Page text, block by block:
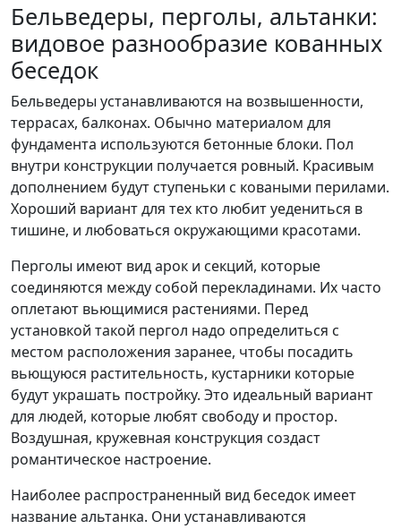
Бельведеры, перголы, альтанки:
видовое разнообразие кованных
беседок
Бельведеры устанавливаются на возвышенности,
террасах, балконах. Обычно материалом для
фундамента используются бетонные блоки. Пол
внутри конструкции получается ровный. Красивым
дополнением будут ступеньки с коваными перилами.
Хороший вариант для тех кто любит уедениться в
тишине, и любоваться окружающими красотами.
Перголы имеют вид арок и секций, которые
соединяются между собой перекладинами. Их часто
оплетают вьющимися растениями. Перед
установкой такой пергол надо определиться с
местом расположения заранее, чтобы посадить
вьющуюся растительность, кустарники которые
будут украшать постройку. Это идеальный вариант
для людей, которые любят свободу и простор.
Воздушная, кружевная конструкция создаст
романтическое настроение.
Наиболее распространенный вид беседок имеет
название альтанка. Они устанавливаются